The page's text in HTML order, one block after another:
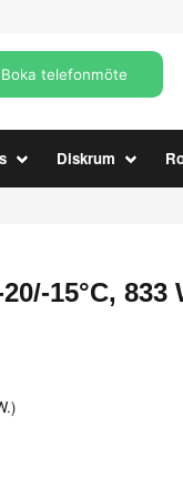
Boka telefonmöte
Diskrum
15°C, 833